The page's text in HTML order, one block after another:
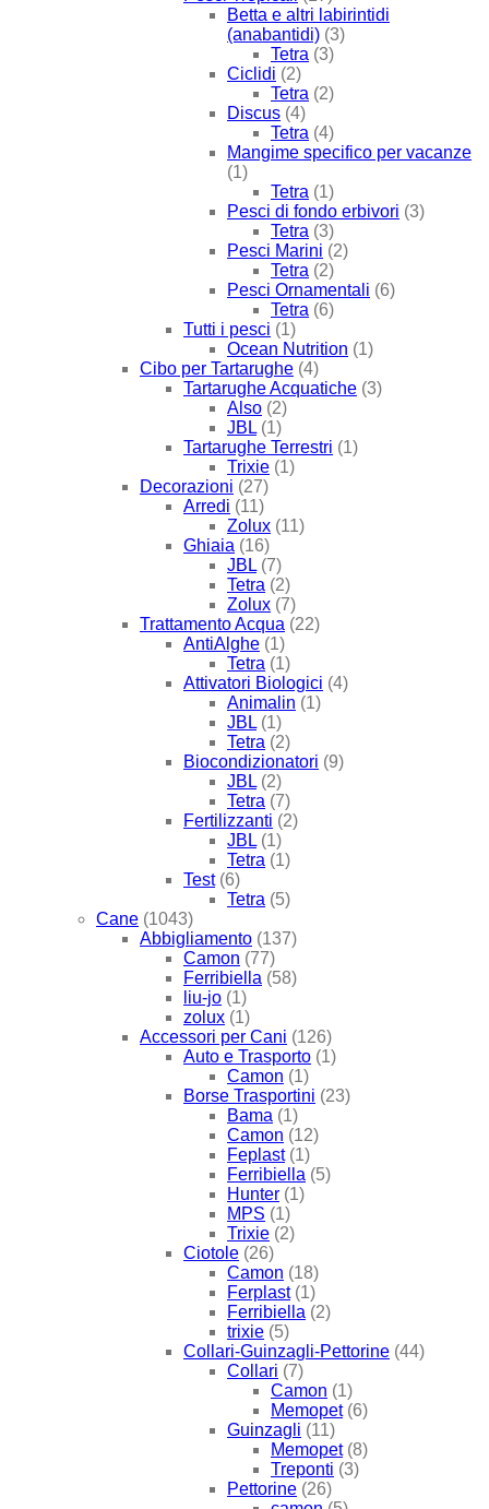
Betta e altri labirintidi
(anabantidi) (3)
Tetra (3)
Ciclidi (2)
Tetra (2)
Discus (4)
Tetra (4)
Mangime specifico per vacanze
(1)
Tetra (1)
Pesci di fondo erbivori (3)
Tetra (3)
Pesci Marini (2)
Tetra (2)
Pesci Ornamentali (6)
Tetra (6)
Tutti i pesci (1)
Ocean Nutrition (1)
Cibo per Tartarughe (4)
Tartarughe Acquatiche (3)
Also (2)
JBL (1)
Tartarughe Terrestri (1)
Trixie (1)
Decorazioni (27)
Arredi (11)
Zolux (11)
Ghiaia (16)
JBL (7)
Tetra (2)
Zolux (7)
Trattamento Acqua (22)
AntiAlghe (1)
Tetra (1)
Attivatori Biologici (4)
Animalin (1)
JBL (1)
Tetra (2)
Biocondizionatori (9)
JBL (2)
Tetra (7)
Fertilizzanti (2)
JBL (1)
Tetra (1)
Test (6)
Tetra (5)
Cane (1043)
Abbigliamento (137)
Camon (77)
Ferribiella (58)
liu-jo (1)
zolux (1)
Accessori per Cani (126)
Auto e Trasporto (1)
Camon (1)
Borse Trasportini (23)
Bama (1)
Camon (12)
Feplast (1)
Ferribiella (5)
Hunter (1)
MPS (1)
Trixie (2)
Ciotole (26)
Camon (18)
Ferplast (1)
Ferribiella (2)
trixie (5)
Collari-Guinzagli-Pettorine (44)
Collari (7)
Camon (1)
Memopet (6)
Guinzagli (11)
Memopet (8)
Treponti (3)
Pettorine (26)